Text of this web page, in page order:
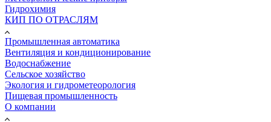
Гидрохимия
КИП ПО ОТРАСЛЯМ
Промышленная автоматика
Вентиляция и кондиционирование
Водоснабжение
Сельское хозяйство
Экология и гидрометеорология
Пищевая промышленность
О компании